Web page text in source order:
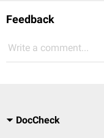
Feedback
Write a comment...
DocCheck